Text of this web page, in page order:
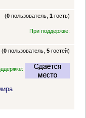
(0 пользователь,1 гость)
При поддержке:
(0 пользователь,5 гостей)